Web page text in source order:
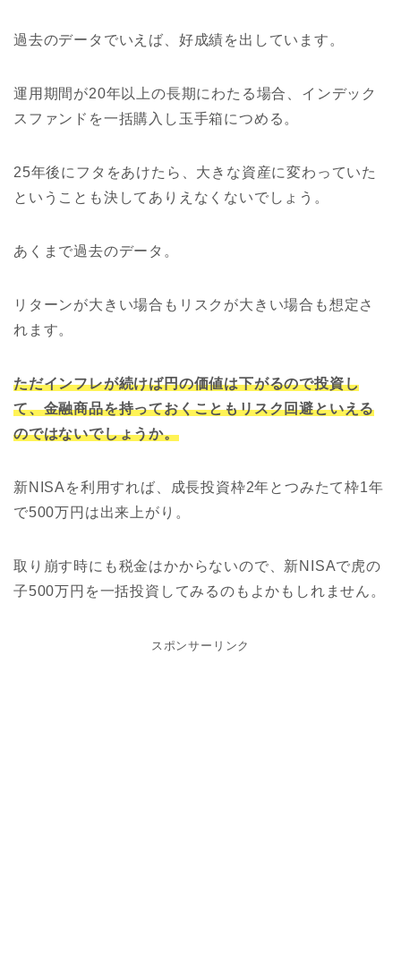
過去のデータでいえば、好成績を出しています。
運用期間が20年以上の長期にわたる場合、インデック
スファンドを一括購入し玉手箱につめる。
25年後にフタをあけたら、大きな資産に変わっていた
ということも決してありえなくないでしょう。
あくまで過去のデータ。
リターンが大きい場合もリスクが大きい場合も想定さ
れます。
ただインフレが続けば円の価値は下がるので投資し
て、金融商品を持っておくこともリスク回避といえる
のではないでしょうか。
新NISAを利用すれば、成長投資枠2年とつみたて枠1年
で500万円は出来上がり。
取り崩す時にも税金はかからないので、新NISAで虎の
子500万円を一括投資してみるのもよかもしれません。
スポンサーリンク